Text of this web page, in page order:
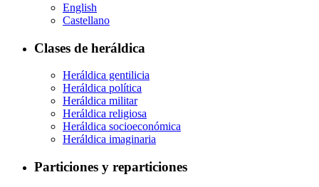
English
Castellano
Clases de heráldica
Heráldica gentilicia
Heráldica política
Heráldica militar
Heráldica religiosa
Heráldica socioeconómica
Heráldica imaginaria
Particiones y reparticiones